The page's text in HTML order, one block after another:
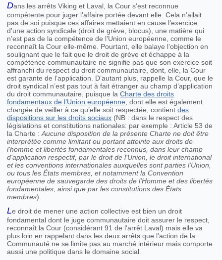
Dans les arrêts Viking et Laval, la Cour s'est reconnue
compétente pour juger l’affaire portée devant elle. Cela n’allait
pas de soi puisque ces affaires mettaient en cause l’exercice
d'une action syndicale (droit de grève, blocus), une matière qui
n’est pas de la compétence de l’Union européenne, comme le
reconnaît la Cour elle-même. Pourtant, elle balaye l’objection en
soulignant que le fait que le droit de grève et échappe à la
compétence communautaire ne signifie pas que son exercice soit
affranchi du respect du droit communautaire, dont, elle, la Cour
est garante de l’application. D’autant plus, rappelle la Cour, que le
droit syndical n’est pas tout à fait étranger au champ d’application
du droit communautaire, puisque laCharte des droits
fondamentaux de l’Union européenne, dont elle est également
chargée de veiller à ce qu’elle soit respectée, contientdes
dispositions sur les droits sociaux (NB : dans le respect des
législations et constitutions nationales: par exemple : Article 53 de
la Charte :Aucune disposition de la présente Charte ne doit être
interprétée comme limitant ou portant atteinte aux droits de
l'homme et libertés fondamentales reconnus, dans leur champ
d'application respectif, par le droit de l'Union, le droit international
et les conventions internationales auxquelles sont parties l'Union,
ou tous les États membres, et notamment la Convention
européenne de sauvegarde des droits de l'Homme et des libertés
fondamentales, ainsi que par les constitutions des États
membres).
Le droit de mener une action collective est bien un droit
fondamental dont le juge communautaire doit assurer le respect,
reconnaît la Cour (considérant 91 de l'arrêt Laval) mais elle va
plus loin en rappelant dans les deux arrêts que l'action de la
Communauté ne se limite pas au marché intérieur mais comporte
aussi une politique dans le domaine social.